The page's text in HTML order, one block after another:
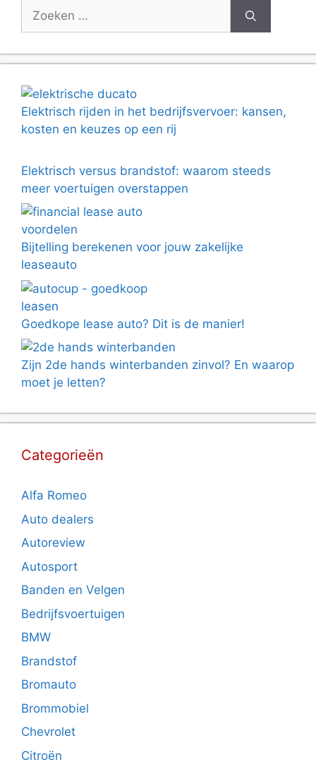
Zoek
Elektrisch rijden in het bedrijfsvervoer: kansen,
kosten en keuzes op een rij
Elektrisch versus brandstof: waarom steeds
meer voertuigen overstappen
Bijtelling berekenen voor jouw zakelijke
leaseauto
Goedkope lease auto? Dit is de manier!
Zijn 2de hands winterbanden zinvol? En waarop
moet je letten?
Categorieën
Alfa Romeo
Auto dealers
Autoreview
Autosport
Banden en Velgen
Bedrijfsvoertuigen
BMW
Brandstof
Bromauto
Brommobiel
Chevrolet
Citroën